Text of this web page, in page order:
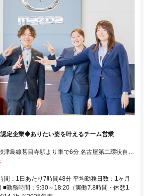
定企業◆ありたい姿を叶えるチーム営業
津島線甚目寺駅より車で6分 名古屋第二環状自動
で4分
間：1日あたり7時間48分 平均勤務日数：1ヶ月
■勤務時間：9:30～18:20（実働7.8時間・休憩1